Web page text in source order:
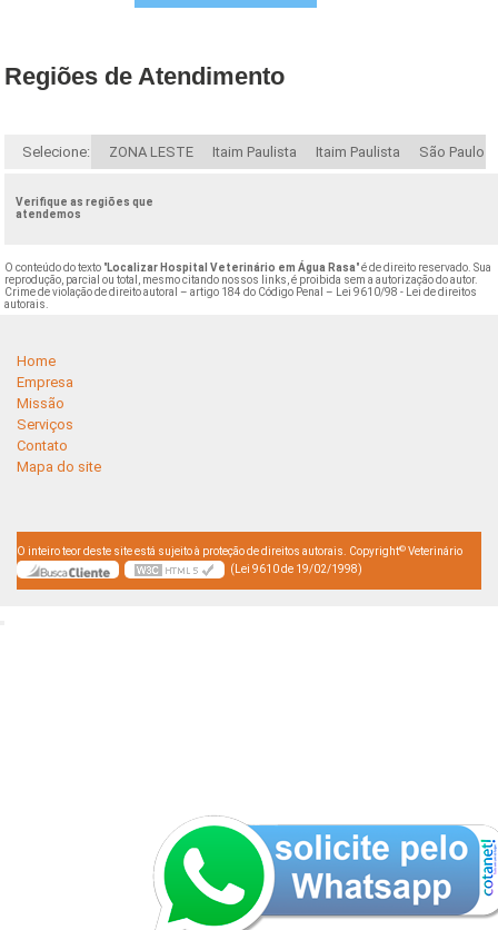
Regiões de Atendimento
Selecione: ZONA LESTE Itaim Paulista Itaim Paulista São Paulo
Verifique as regiões que
atendemos
O conteúdo do texto "Localizar Hospital Veterinário em Água Rasa" é de direito reservado. Sua
reprodução, parcial ou total, mesmo citando nossos links, é proibida sem a autorização do autor.
Crime de violação de direito autoral – artigo 184 do Código Penal –
Lei 9610/98 - Lei de direitos
autorais
Home
Empresa
Missão
Serviços
Contato
Mapa do site
O inteiro teor deste site está sujeito à proteção de direitos autorais. Copyright© Veterinário
(Lei 9610 de 19/02/1998)